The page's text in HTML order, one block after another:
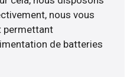
nous vous
permettant
de batteries